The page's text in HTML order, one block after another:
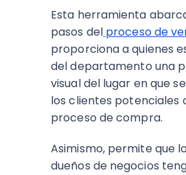
Esta herramienta
pasos del proceso de
proporciona a quienes
del departamento una
visual del lugar en que
los clientes potenciales
proceso de compra.
Asimismo, permite que
dueños de negocios